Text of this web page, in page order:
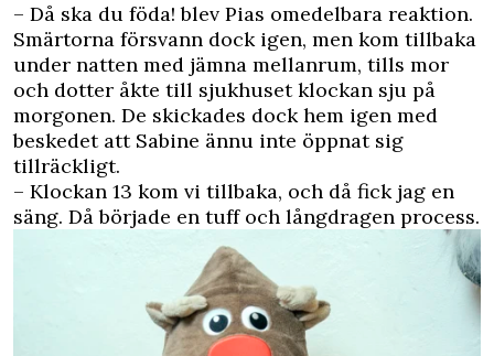
– Då ska du föda! blev Pias omedelbara reaktion.
Smärtorna försvann dock igen, men kom tillbaka
under natten med jämna mellanrum, tills mor
och dotter åkte till sjukhuset klockan sju på
morgonen. De skickades dock hem igen med
beskedet att Sabine ännu inte öppnat sig
tillräckligt.
– Klockan 13 kom vi tillbaka, och då fick jag en
säng. Då började en tuff och långdragen process.